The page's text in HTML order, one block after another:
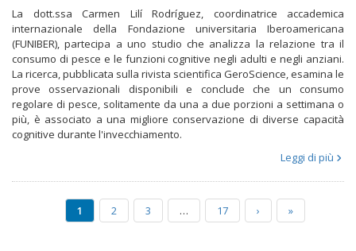
La dott.ssa Carmen Lilí Rodríguez, coordinatrice accademica
internazionale della Fondazione universitaria Iberoamericana
(FUNIBER), partecipa a uno studio che analizza la relazione tra il
consumo di pesce e le funzioni cognitive negli adulti e negli anziani.
La ricerca, pubblicata sulla rivista scientifica GeroScience, esamina le
prove osservazionali disponibili e conclude che un consumo
regolare di pesce, solitamente da una a due porzioni a settimana o
più, è associato a una migliore conservazione di diverse capacità
cognitive durante l'invecchiamento.
Leggi di più
1 2 3 … 17 › »